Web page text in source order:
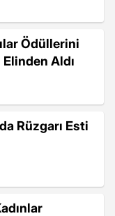
Ödüllerini
Aldı
Rüzgarı Esti